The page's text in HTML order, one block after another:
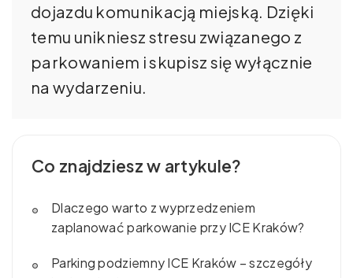
dojazdu komunikacją miejską. Dzięki
temu unikniesz stresu związanego z
parkowaniem i skupisz się wyłącznie
na wydarzeniu.
Co znajdziesz w artykule?
Dlaczego warto z wyprzedzeniem
zaplanować parkowanie przy ICE Kraków?
Parking podziemny ICE Kraków – szczegóły